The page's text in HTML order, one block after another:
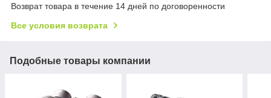
Возврат товара в течение 14 дней по договоренности
Все условия возврата
Подобные товары компании